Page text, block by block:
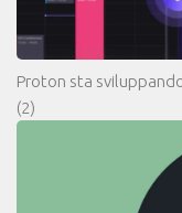
Proton sta
(2)